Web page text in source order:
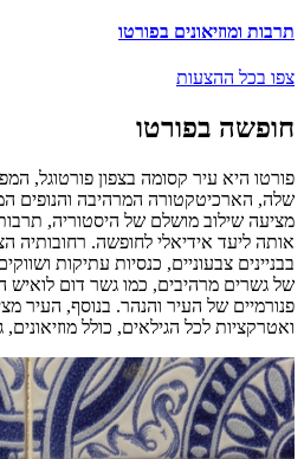
תרבות ומוזיאונים בפורטו
צפו בכל ההצעות
חופשה בפורטו
פורטו היא עיר קסומה בצפון פורטוגל,
שלה, הארכיטקטורה המרהיבה והנופים
מציעה שילוב מושלם של היסטוריה,
אותה ליעד אידיאלי לחופשה. רחובותיה
בבניינים צבעוניים, כנסיות עתיקות
של גשרים מרהיבים, כמו גשר דום לואיש
פנורמיים של העיר והנהר. בנוסף, העיר
ואטרקציות לכל הגילאים, כולל